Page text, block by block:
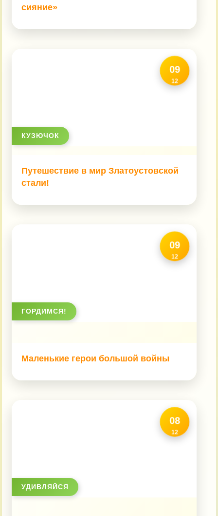
сияние»
09
12
КУЗЮЧОК
Путешествие в мир Златоустовской
стали!
09
12
ГОРДИМСЯ!
Маленькие герои большой войны
08
12
УДИВЛЯЙСЯ